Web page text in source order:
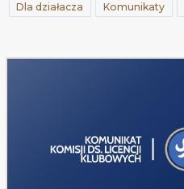
Dla działacza Komunikaty